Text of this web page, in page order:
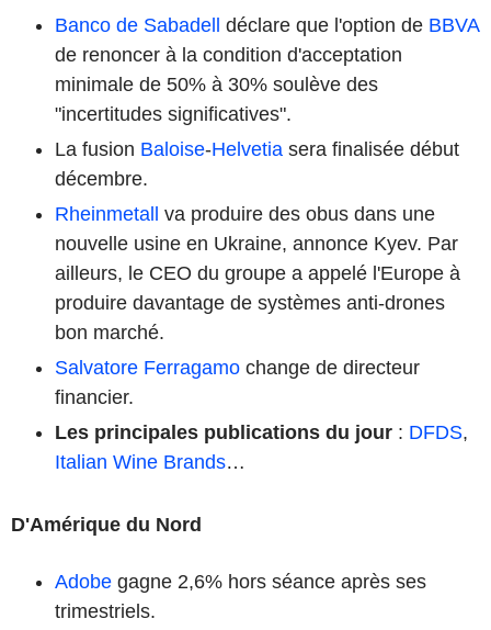
Banco de Sabadell déclare que l'option de BBVA
de renoncer à la condition d'acceptation
minimale de 50% à 30% soulève des
"incertitudes significatives".
La fusion Baloise-Helvetia sera finalisée début
décembre.
Rheinmetall va produire des obus dans une
nouvelle usine en Ukraine, annonce Kyev. Par
ailleurs, le CEO du groupe a appelé l'Europe à
produire davantage de systèmes anti-drones
bon marché.
Salvatore Ferragamo change de directeur
financier.
Les principales publications du jour : DFDS,
Italian Wine Brands…
D'Amérique du Nord
Adobe gagne 2,6% hors séance après ses
trimestriels.